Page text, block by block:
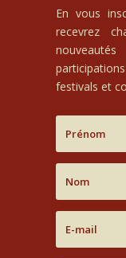
En vous
recevrez
festivals et